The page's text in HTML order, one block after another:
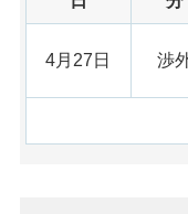
4月27日 渉